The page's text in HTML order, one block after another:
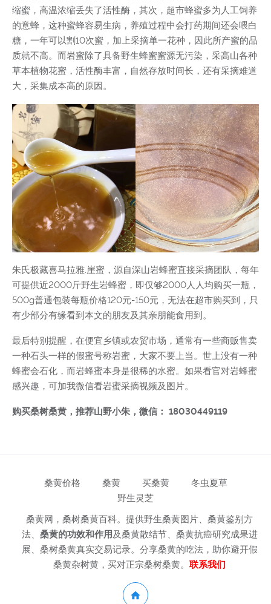
缩蜜，高温浓缩丢失了活性酶，其次，超市蜂蜜多为人工饲养
的意蜂，这种蜜蜂容易生病，养殖过程中会打药期间还会喂白
糖，一年可以割10次蜜，加上采摘单一花种，因此所产蜜的品
质就不高。而岩蜜除了具备野生蜂蜜蜜源无污染，采高山各种
草本植物花蜜，活性酶丰富，自然存放时间长，还有采摘难道
大，采集成本高的原因。
朱氏极藏喜马拉雅.崖蜜，源自深山岩蜂蜜直接采摘团队，每年
可提供近2000斤野生岩蜂蜜，即仅够2000人人均购买一瓶，
500g普通包装每瓶价格120元-150元，无法在超市购买到，只
有少部分有缘看到本文的朋友及其亲朋能食用到。
最后特别提醒，在便宜乡镇或农贸市场，通常有一些商贩售卖
一种石头一样的假蜜号称岩蜜，大家不要上当。世上没有一种
蜂蜜会石化，而岩蜂蜜本身是很稀的水蜜。如果看官对岩蜂蜜
感兴趣，可加我微信看岩蜜采摘视频及图片。
购买桑树桑黄，推荐山野小朱，微信： 18030449119
桑黄价格 桑黄 买桑黄
冬虫夏草
野生灵芝
桑黄网，桑树桑黄百科。提供野生桑黄图片、桑黄鉴别方
法、 桑黄的功效和作用 及桑黄散结节、桑黄抗癌研究成果进
展、桑树桑黄真实交易记录。分享桑黄的吃法，助你避开假
桑黄杂树黄，买对正宗桑树桑黄。 联系我们